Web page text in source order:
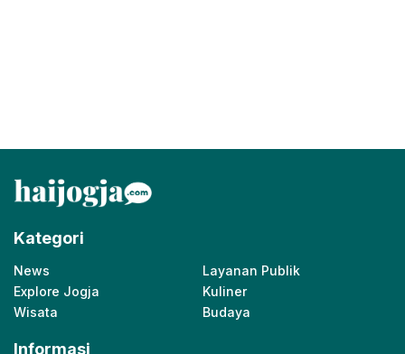
Kategori
News
Layanan Publik
Explore Jogja
Kuliner
Wisata
Budaya
Informasi